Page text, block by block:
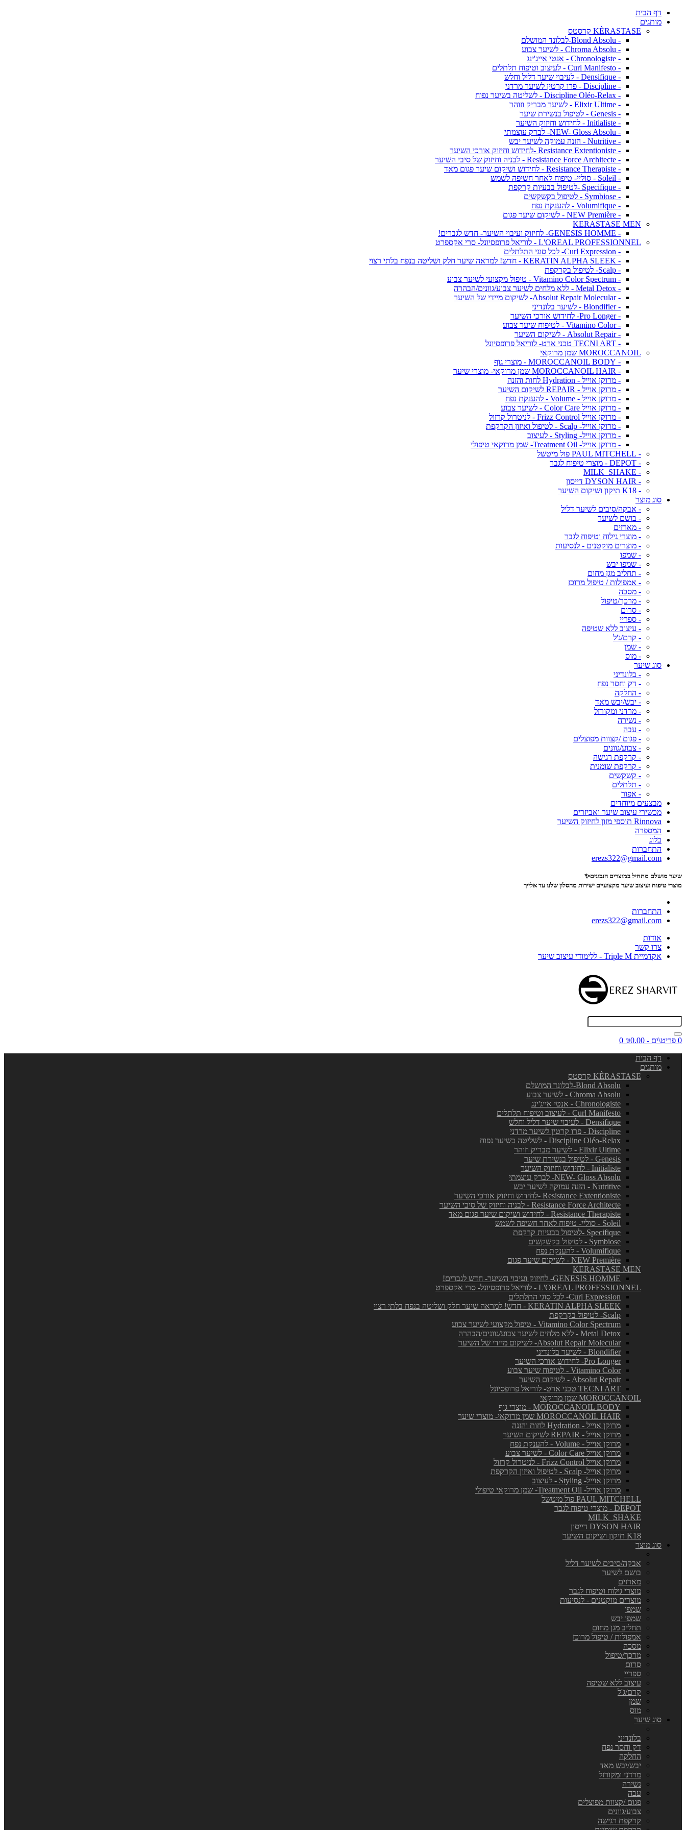
דף הבית
מותגים
KÈRASTASE קרסטס
- Blond Absolu-לבלונד המושלם
- Chroma Absolu - לשיער צבוע
- Chronologiste - אנטי אייג'ינג
- Curl Manifesto - לעיצוב וטיפוח תלתלים
- Densifique - לעיבוי שיער דליל וחלש
- Discipline - פרו קרטין לשיער מרדני
- Discipline Oléo-Relax - לשליטה בשיער נפוח
- Elixir Ultime - לשיער מבריק וזוהר
- Genesis - לטיפול בנשירת שיער
- Initialiste - לחידוש וחיזוק השיער
- NEW- Gloss Absolu- לברק עוצמתי
- Nutritive - הזנה עמוקה לשיער יבש
- Resistance Extentioniste -לחידוש וחיזוק אורכי השיער
- Resistance Force Architecte - לבניה וחיזוק של סיבי השיער
- Resistance Therapiste - לחידוש ושיקום שיער פגום מאד
- Soleil - סוליי- טיפוח לאחר חשיפה לשמש
- Specifique -לטיפול בבעיות קרקפת
- Symbiose - לטיפול בקשקשים
- Volumifique - להענקת נפח
- NEW Première - לשיקום שיער פגום
KERASTASE MEN
- GENESIS HOMME- לחיזוק ועיבוי השיער- חדש לגברים!
L'OREAL PROFESSIONNEL - לוריאל פרופסיונל- סרי אקספרט
- Curl Expression- לכל סוגי התלתלים
- KERATIN ALPHA SLEEK - חדש! למראה שיער חלק ושליטה בנפח בלתי רצוי
- Scalp- לטיפול בקרקפת
- Vitamino Color Spectrum - טיפול מקצועי לשיער צבוע
- Metal Detox - ללא מלחים לשיער צבוע/גוונים/הבהרה
- Absolut Repair Molecular- לשיקום מיידי של השיער
- Blondifier - לשיער בלונדיני
- Pro Longer- לחידוש אורכי השיער
- Vitamino Color - לטיפוח שיער צבוע
- Absolut Repair - לשיקום השיער
- TECNI ART טכני ארט- לוריאל פרופסיונל
MOROCCANOIL שמן מרוקאי
- MOROCCANOIL BODY - מוצרי גוף
- MOROCCANOIL HAIR שמן מרוקאי- מוצרי שיער
- מרוקן אוייל - Hydration לחות והזנה
- מרוקן אוייל - REPAIR לשיקום השיער
- מרוקן אוייל - Volume - להענקת נפח
- מרוקן אוייל Color Care - לשיער צבוע
- מרוקן אוייל Frizz Control - לניטרול קרזול
- מרוקן אוייל- Scalp - לטיפול ואיזון הקרקפת
- מרוקן אוייל- Styling - לעיצוב
- מרוקן אוייל- Treatment Oil- שמן מרוקאי טיפולי
- PAUL MITCHELL פול מיטשל
- DEPOT - מוצרי טיפוח לגבר
- MILK_SHAKE
- DYSON HAIR דייסון
- K18 תיקון ושיקום השיער
סוג מוצר
- אבקה/סיבים לשיער דליל
- בושם לשיער
- מארזים
- מוצרי גילוח וטיפוח לגבר
- מוצרים מוקטנים - לנסיעות
- שמפו
- שמפו יבש
- תחליב מגן מחום
- אמפולות / טיפול מרוכז
- מסכה
- מרכך/טיפול
- סרום
- ספריי
- עיצוב ללא שטיפה
- קרם/ג'ל
- שמן
- מוס
סוג שיער
- בלונדיני
- דק וחסר נפח
- החלקה
- יבש/יבש מאד
- מרדני ומקורזל
- נשירה
- עבה
- פגום /קצוות מפוצלים
- צבוע/גוונים
- קרקפת רגישה
- קרקפת שומנית
- קשקשים
- תלתלים
- אפור
מבצעים מיוחדים
מכשירי עיצוב שיער ואביזרים
Rinnova תוספי מזון לחיזוק השיער
המספרה
בלוג
התחברות
erezs322@gmail.com
שיער מושלם מתחיל במוצרים הנכונים✨
מוצרי טיפוח ועיצוב שיער מקצועיים ישירות מהסלון שלנו עד אלייך
התחברות
erezs322@gmail.com
אודות
צרו קשר
אקדמיית Triple M - ללימודי עיצוב שיער
0 פריט\ים - ₪0.00
0
דף הבית
מותגים
KÈRASTASE קרסטס
Blond Absolu-לבלונד המושלם
Chroma Absolu - לשיער צבוע
Chronologiste - אנטי אייג'ינג
Curl Manifesto - לעיצוב וטיפוח תלתלים
Densifique - לעיבוי שיער דליל וחלש
Discipline - פרו קרטין לשיער מרדני
Discipline Oléo-Relax - לשליטה בשיער נפוח
Elixir Ultime - לשיער מבריק וזוהר
Genesis - לטיפול בנשירת שיער
Initialiste - לחידוש וחיזוק השיער
NEW- Gloss Absolu- לברק עוצמתי
Nutritive - הזנה עמוקה לשיער יבש
Resistance Extentioniste -לחידוש וחיזוק אורכי השיער
Resistance Force Architecte - לבניה וחיזוק של סיבי השיער
Resistance Therapiste - לחידוש ושיקום שיער פגום מאד
Soleil - סוליי- טיפוח לאחר חשיפה לשמש
Specifique -לטיפול בבעיות קרקפת
Symbiose - לטיפול בקשקשים
Volumifique - להענקת נפח
NEW Première - לשיקום שיער פגום
KERASTASE MEN
GENESIS HOMME- לחיזוק ועיבוי השיער- חדש לגברים!
L'OREAL PROFESSIONNEL - לוריאל פרופסיונל- סרי אקספרט
Curl Expression- לכל סוגי התלתלים
KERATIN ALPHA SLEEK - חדש! למראה שיער חלק ושליטה בנפח בלתי רצוי
Scalp- לטיפול בקרקפת
Vitamino Color Spectrum - טיפול מקצועי לשיער צבוע
Metal Detox - ללא מלחים לשיער צבוע/גוונים/הבהרה
Absolut Repair Molecular- לשיקום מיידי של השיער
Blondifier - לשיער בלונדיני
Pro Longer- לחידוש אורכי השיער
Vitamino Color - לטיפוח שיער צבוע
Absolut Repair - לשיקום השיער
TECNI ART טכני ארט- לוריאל פרופסיונל
MOROCCANOIL שמן מרוקאי
MOROCCANOIL BODY - מוצרי גוף
MOROCCANOIL HAIR שמן מרוקאי- מוצרי שיער
מרוקן אוייל - Hydration לחות והזנה
מרוקן אוייל - REPAIR לשיקום השיער
מרוקן אוייל - Volume - להענקת נפח
מרוקן אוייל Color Care - לשיער צבוע
מרוקן אוייל Frizz Control - לניטרול קרזול
מרוקן אוייל- Scalp - לטיפול ואיזון הקרקפת
מרוקן אוייל- Styling - לעיצוב
מרוקן אוייל- Treatment Oil- שמן מרוקאי טיפולי
PAUL MITCHELL פול מיטשל
DEPOT - מוצרי טיפוח לגבר
MILK_SHAKE
DYSON HAIR דייסון
K18 תיקון ושיקום השיער
סוג מוצר
אבקה/סיבים לשיער דליל
בושם לשיער
מארזים
מוצרי גילוח וטיפוח לגבר
מוצרים מוקטנים - לנסיעות
שמפו
שמפו יבש
תחליב מגן מחום
אמפולות / טיפול מרוכז
מסכה
מרכך/טיפול
סרום
ספריי
עיצוב ללא שטיפה
קרם/ג'ל
שמן
מוס
סוג שיער
בלונדיני
דק וחסר נפח
החלקה
יבש/יבש מאד
מרדני ומקורזל
נשירה
עבה
פגום /קצוות מפוצלים
צבוע/גוונים
קרקפת רגישה